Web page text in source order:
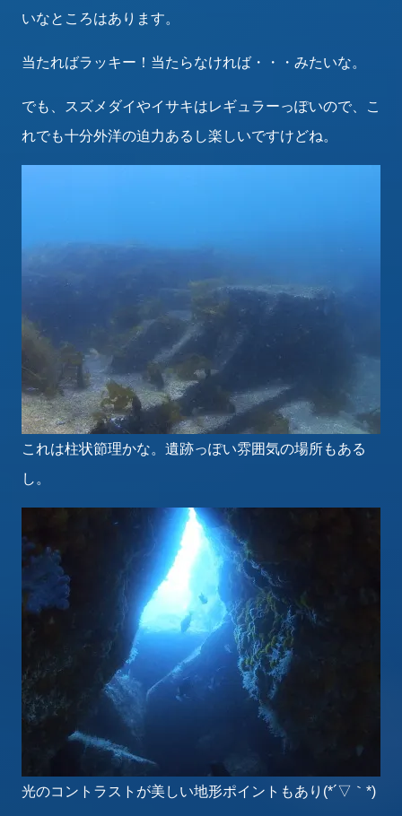
いなところはあります。
当たればラッキー！当たらなければ・・・みたいな。
でも、スズメダイやイサキはレギュラーっぽいので、こ
れでも十分外洋の迫力あるし楽しいですけどね。
これは柱状節理かな。遺跡っぽい雰囲気の場所もある
し。
光のコントラストが美しい地形ポイントもあり(*´▽｀*)